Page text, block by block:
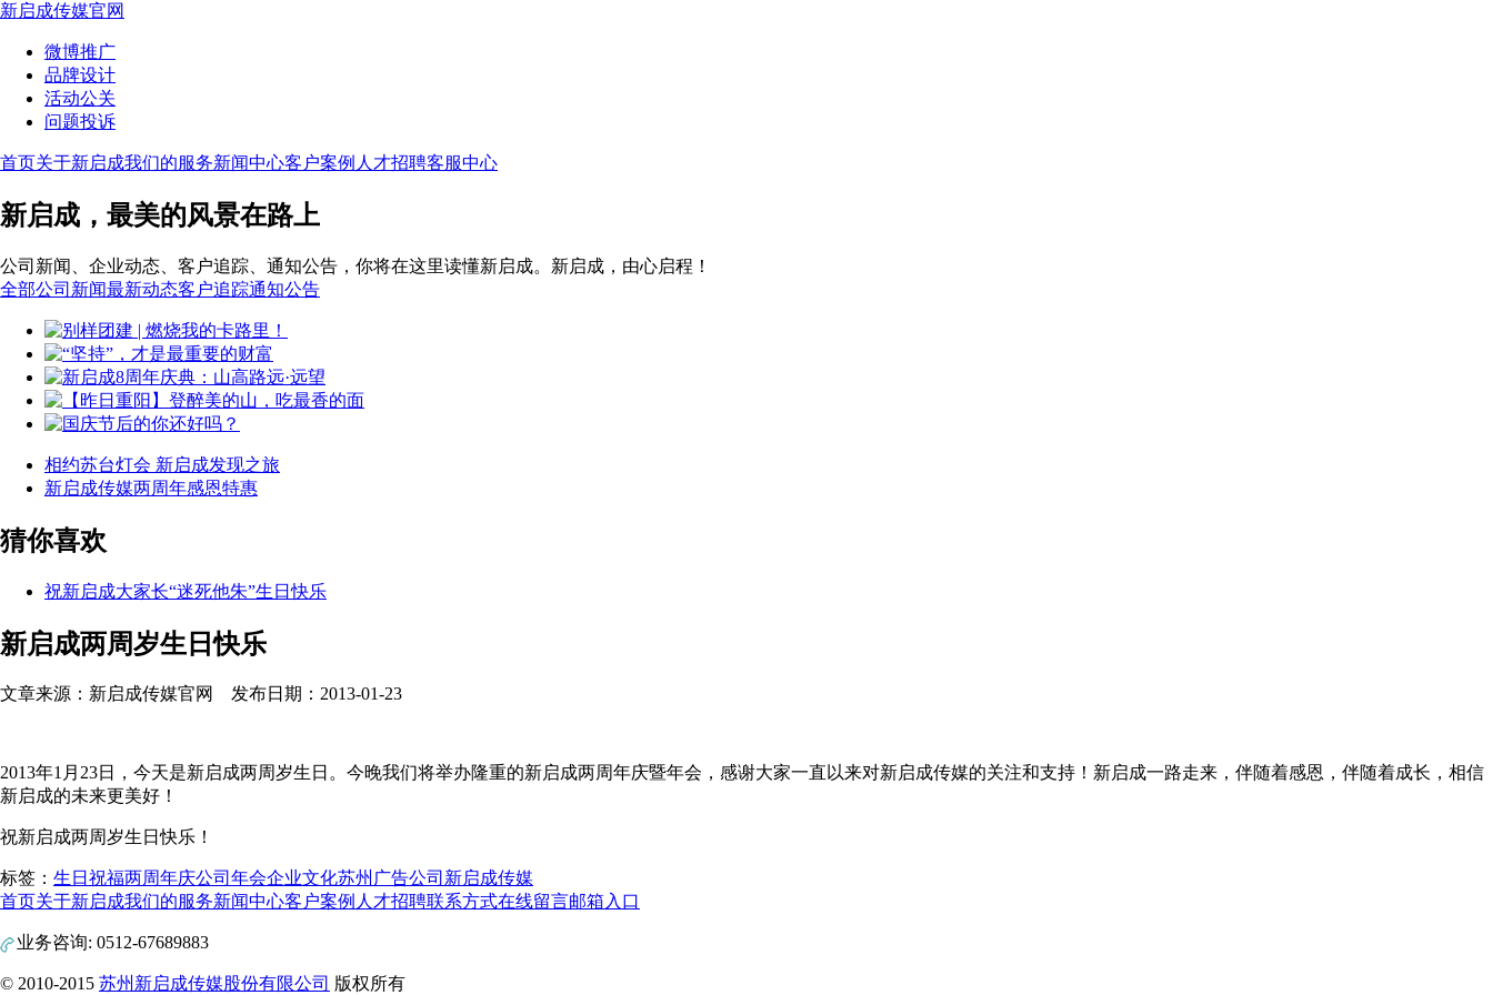
新启成传媒官网
微博推广
品牌设计
活动公关
问题投诉
首页关于新启成我们的服务新闻中心客户案例 人才招聘客服中心
新启成，最美的风景在路上
公司新闻、企业动态、客户追踪、通知公告，你将在这里读懂新启成。新启成，由心启程！
全部公司新闻最新动态客户追踪通知公告
相约苏台灯会 新启成发现之旅
新启成传媒两周年感恩特惠
猜你喜欢
祝新启成大家长“迷死他朱”生日快乐
新启成两周岁生日快乐
文章来源：新启成传媒官网 发布日期：2013-01-23
2013年1月23日，今天是新启成两周岁生日。今晚我们将举办隆重的新启成两周年庆暨年会，感谢大家一直以来对新启成传媒的关注和支持！新启成一路走来，伴随着感恩，伴随着成长，相信
新启成的未来更美好！
祝新启成两周岁生日快乐！
标签： 生日祝福两周年庆公司年会企业文化苏州广告公司 新启成传媒
首页关于新启成我们的服务新闻中心客户案例 人才招聘联系方式在线留言邮箱入口
业务咨询: 0512-67689883
© 2010-2015 苏州新启成传媒股份有限公司 版权所有